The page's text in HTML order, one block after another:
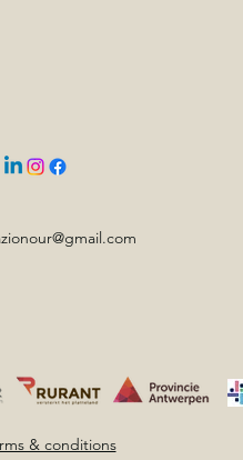
& conditions